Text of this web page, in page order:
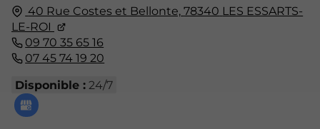
40 Rue Costes et Bellonte, 78340 LES ESSARTS-
LE-ROI
09 70 35 65 16
07 45 74 19 20
Disponible : 24/7